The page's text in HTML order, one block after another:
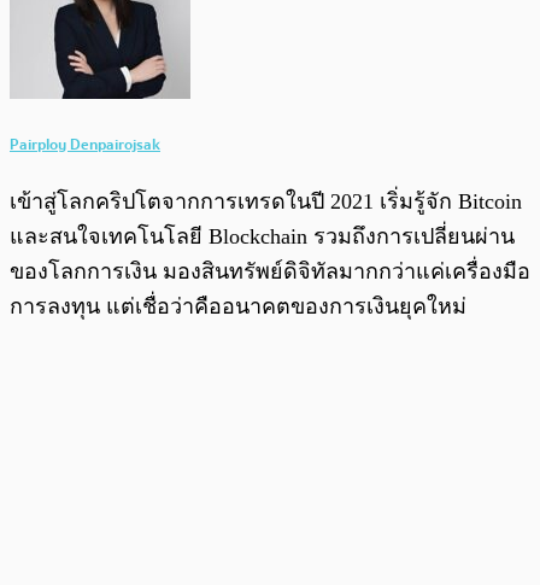
Pairploy Denpairojsak
เข้าสู่โลกคริปโตจากการเทรดในปี 2021 เริ่มรู้จัก Bitcoin
และสนใจเทคโนโลยี Blockchain รวมถึงการเปลี่ยนผ่าน
ของโลกการเงิน มองสินทรัพย์ดิจิทัลมากกว่าแค่เครื่องมือ
การลงทุน แต่เชื่อว่าคืออนาคตของการเงินยุคใหม่